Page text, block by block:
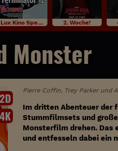
Lux Kino Specials 2. Woche!
Monster
2D
4K
Pierre Coffin, Trey Parker und
Im dritten Abenteuer der
Stummfilmsets und
Monsterfilm drehen. Das
und entfesseln dabei ein